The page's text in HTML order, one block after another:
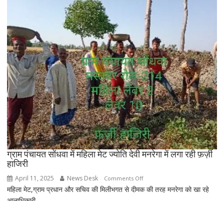
पिता
का
रोशन
किया
ग्राम पंचायत सोंधवा में महिला मेट ज्योति देवी मनरेगा में लगा रही फ़र्ज़ी
हाजिरी
April 11, 2025 News Desk Comments Offon
ग्राम
महिला मेट,ग्राम प्रधान और सचिव की मिलीभगत से दीमक की तरह मनरेगा को खा रहे